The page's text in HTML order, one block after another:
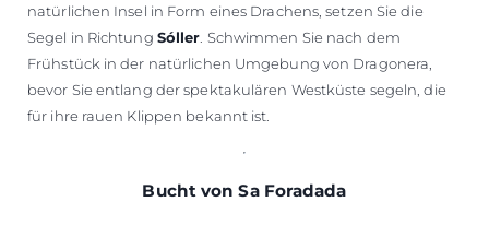
natürlichen Insel in Form eines Drachens, setzen Sie die
Segel in Richtung Sóller . Schwimmen Sie nach dem
Frühstück in der natürlichen Umgebung von Dragonera,
bevor Sie entlang der spektakulären Westküste segeln, die
für ihre rauen Klippen bekannt ist.
Bucht von Sa Foradada